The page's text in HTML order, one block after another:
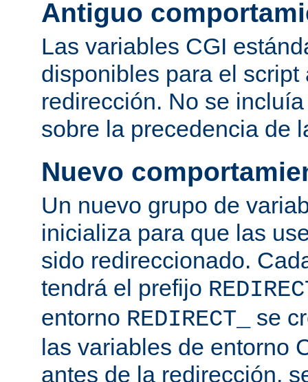
Antiguo
Las variables CGI
disponibles para el
redirección. No se
sobre la precedencia de
Nuevo
Un nuevo grupo de
inicializa para que las
sido redireccionado.
tendrá el prefijo
entorno REDIRECT_
se
las variables de entorno
antes de la redirección,